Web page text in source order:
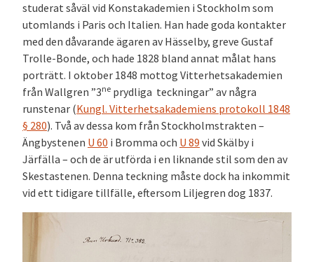
studerat såväl vid Konstakademien i Stockholm som
utomlands i Paris och Italien. Han hade goda kontakter
med den dåvarande ägaren av Hässelby, greve Gustaf
Trolle-Bonde, och hade 1828 bland annat målat hans
porträtt. I oktober 1848 mottog Vitterhetsakademien
från Wallgren ”3ne prydliga teckningar” av några
runstenar (Kungl. Vitterhetsakademiens protokoll 1848
§ 280). Två av dessa kom från Stockholmstrakten –
Ängbystenen U 60 i Bromma och U 89 vid Skälby i
Järfälla – och de är utförda i en liknande stil som den av
Skestastenen. Denna teckning måste dock ha inkommit
vid ett tidigare tillfälle, eftersom Liljegren dog 1837.